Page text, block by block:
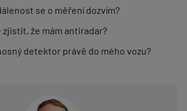
se o měření dozvím?
zjistit, že mám antiradar?
detektor právě do mého vozu?